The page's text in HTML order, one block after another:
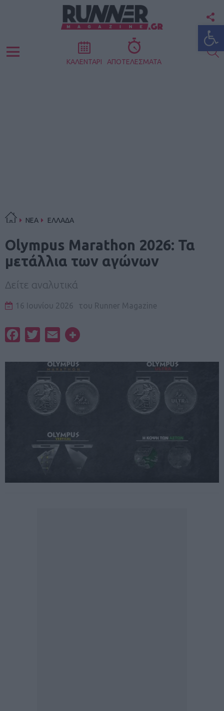
Menu ΚΑΛΕΝΤΑΡΙ ΑΠΟΤΕΛΕΣΜΑΤΑ
ΝΕΑ ΕΛΛΑΔΑ
Olympus Marathon 2026: Τα
μετάλλια των αγώνων
Δείτε αναλυτικά
16 Ιουνίου 2026 του Runner Magazine
FacebookTwitterEmail